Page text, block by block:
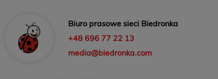
Biuro prasowe sieci Biedronka
+48 696 77 22 13
media@biedronka.com